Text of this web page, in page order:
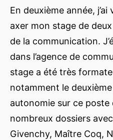
En deuxième année,
axer mon stage de
de la communication.
dans l’agence de
stage a été très
notamment le deuxième
autonomie sur ce poste
nombreux dossiers
Givenchy, Maître Coq,